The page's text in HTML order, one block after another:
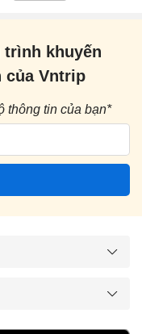
khuyến
của Vntrip
thông tin của bạn*